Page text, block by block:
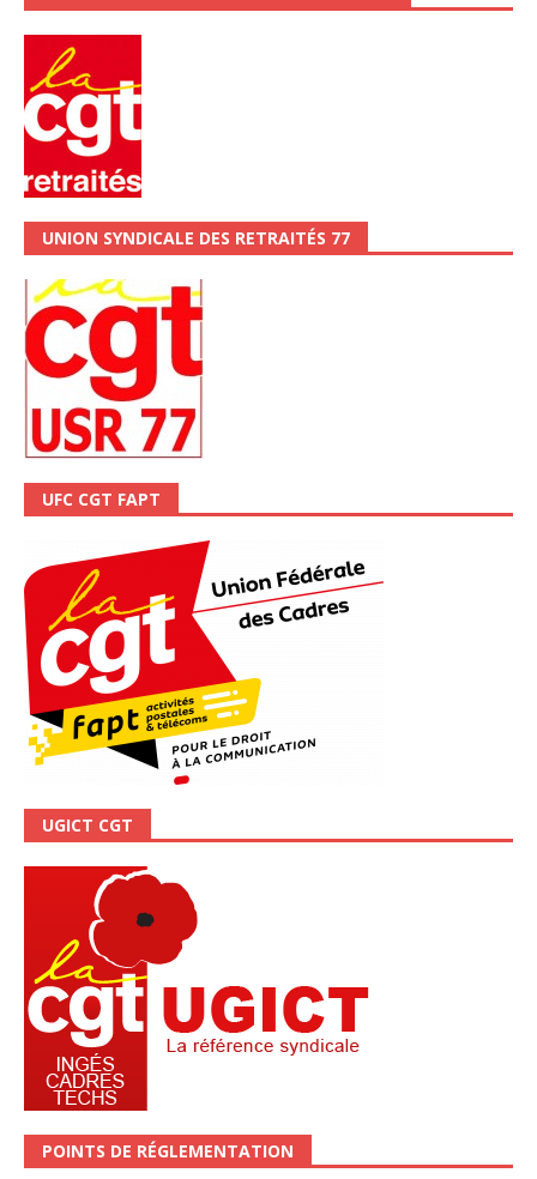
UNION SYNDICALE DES RETRAITÉS 77
UFC CGT FAPT
UGICT CGT
POINTS DE RÉGLEMENTATION